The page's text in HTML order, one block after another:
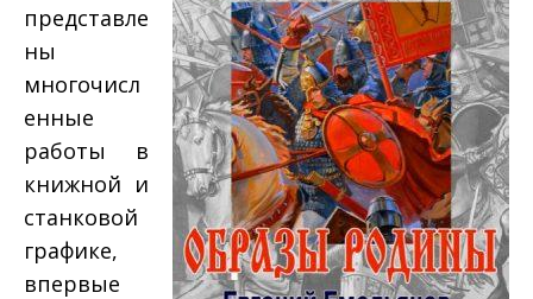
представле
ны
многочисл
енные
работы в
книжной и
станковой
графике,
впервые